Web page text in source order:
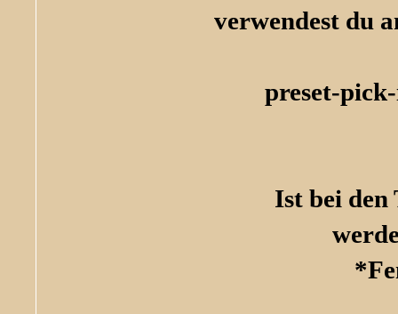
verwendest du
preset-
Ist bei